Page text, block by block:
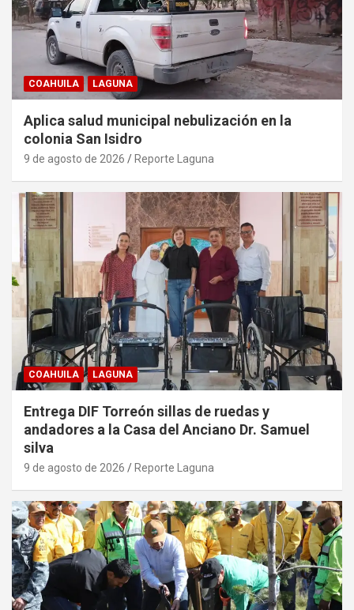
COAHUILA LAGUNA
Aplica salud municipal nebulización en la
colonia San Isidro
9 de agosto de 2026 Reporte Laguna
COAHUILA LAGUNA
Entrega DIF Torreón sillas de ruedas y
andadores a la Casa del Anciano Dr. Samuel
silva
9 de agosto de 2026 Reporte Laguna